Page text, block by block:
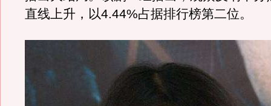
直线上升，以4.44%占据排行榜第二位。